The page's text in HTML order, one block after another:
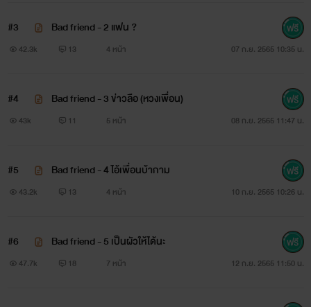
#3 Bad friend - 2 แฟน ?
42.3k 13 4 หน้า 07 ก.ย. 2565 10:35 น.
#4 Bad friend - 3 ข่าวลือ (หวงเพื่อน)
43k 11 5 หน้า 08 ก.ย. 2565 11:47 น.
#5 Bad friend - 4 ไอ้เพื่อนบ้ากาม
43.2k 13 4 หน้า 10 ก.ย. 2565 10:26 น.
#6 Bad friend - 5 เป็นผัวให้ได้นะ
47.7k 18 7 หน้า 12 ก.ย. 2565 11:50 น.